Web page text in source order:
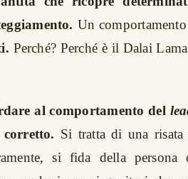
Un
Perché? Perché è il Dalai
al comportamento del
Si tratta di una risata
si fida della